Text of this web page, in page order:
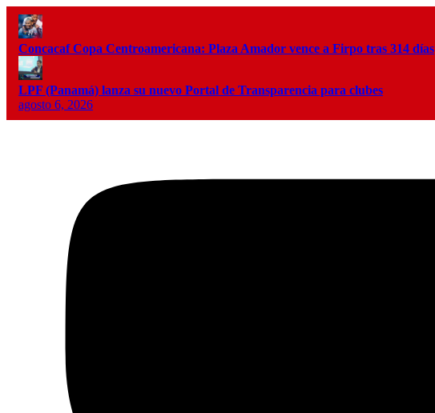
Concacaf Copa Centroamericana: Plaza Amador vence a Firpo tras 314 días
LPF (Panamá) lanza su nuevo Portal de Transparencia para clubes
agosto 6, 2026